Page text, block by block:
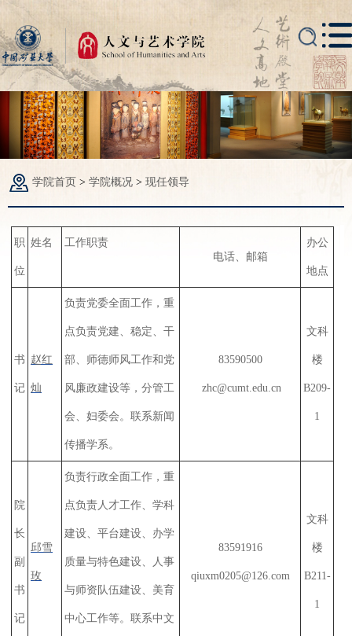
学院首页 > 学院概况 > 现任领导
职
位
姓名
工作职责
电话、邮箱
办公
地点
书
记
赵红
灿
负责党委全面工作，重
点负责党建、稳定、干
部、师德师风工作和党
风廉政建设等，分管工
会、妇委会。联系新闻
传播学系 。
83590500
zhc@cumt.edu.cn
文科
楼
B209-
1
院
长
副
书
记
邱雪
玫
负责行政全面工作，重
点负责人才工作、学科
建设、平台建设、办学
质量与特色建设、人事
与师资队伍建设、美育
中心工作等。联系中文
83591916
qiuxm0205@126.com
文科
楼
B211-
1